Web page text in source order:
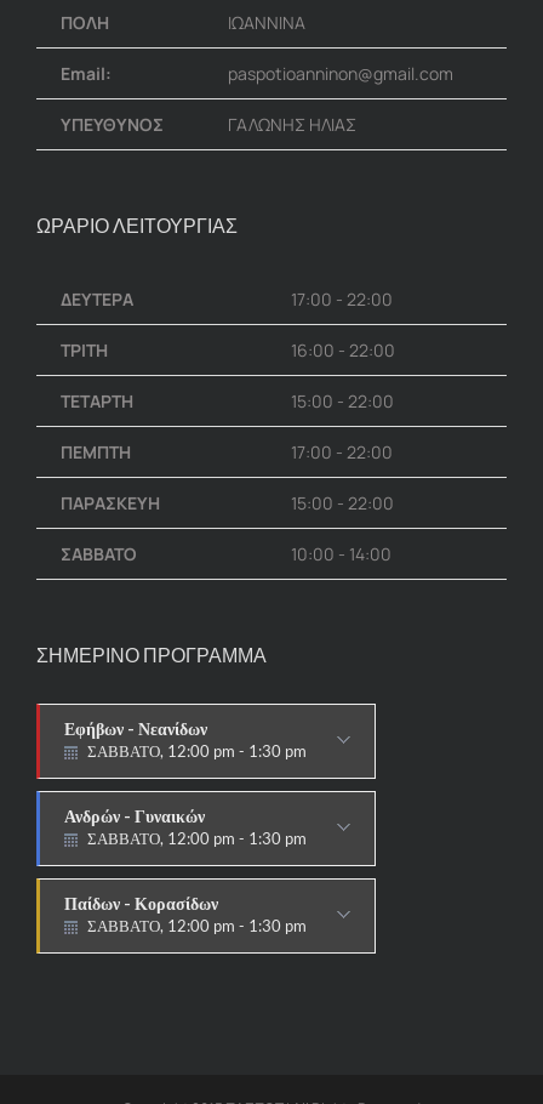
ΠΟΛΗ ΙΩΑΝΝΙΝΑ
Email: paspotioanninon@gmail.com
ΥΠΕΥΘΥΝΟΣ ΓΑΛΩΝΗΣ ΗΛΙΑΣ
ΩΡΑΡΙΟ ΛΕΙΤΟΥΡΓΙΑΣ
ΔΕΥΤΕΡΑ 17:00 - 22:00
ΤΡΙΤΗ 16:00 - 22:00
ΤΕΤΑΡΤΗ 15:00 - 22:00
ΠΕΜΠΤΗ 17:00 - 22:00
ΠΑΡΑΣΚΕΥΗ 15:00 - 22:00
ΣΑΒΒΑΤΟ 10:00 - 14:00
ΣΗΜΕΡΙΝΟ ΠΡΟΓΡΑΜΜΑ
Εφήβων - Νεανίδων
ΣΑΒΒΑΤΟ, 12:00 pm - 1:30 pm
Ανδρών - Γυναικών
ΣΑΒΒΑΤΟ, 12:00 pm - 1:30 pm
Παίδων - Κορασίδων
ΣΑΒΒΑΤΟ, 12:00 pm - 1:30 pm